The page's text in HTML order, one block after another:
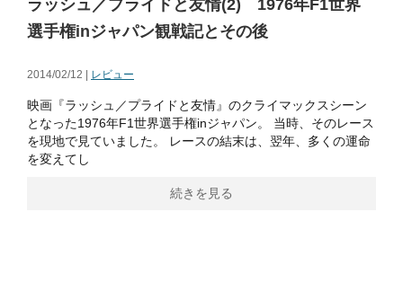
ラッシュ／プライドと友情(2) 1976年F1世界
選手権inジャパン観戦記とその後
2014/02/12 | レビュー
映画『ラッシュ／プライドと友情』のクライマックスシーン
となった1976年F1世界選手権inジャパン。 当時、そのレース
を現地で見ていました。 レースの結末は、翌年、多くの運命
を変えてし
続きを見る